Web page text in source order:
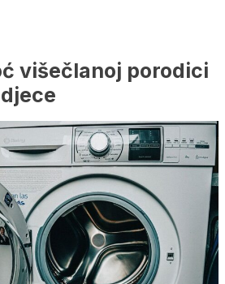
višečlanoj porodici